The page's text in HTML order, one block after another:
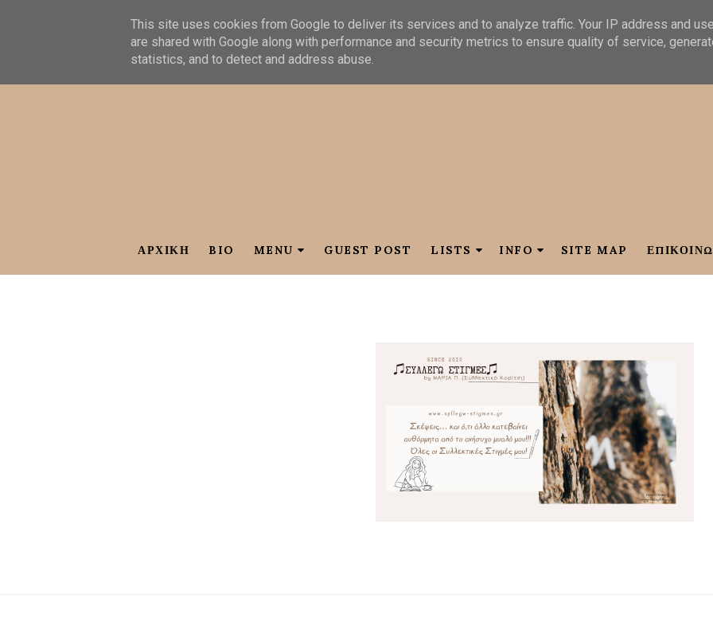
ΑΡΧΙΚΗ BIO MENU GUEST POST LISTS INFO SITE MAP
This site uses cookies from Google to deliver its services and to analyze traffic. Your IP address and
are shared with Google along with performance and security metrics to ensure quality of service,
statistics, and to detect and address abuse.